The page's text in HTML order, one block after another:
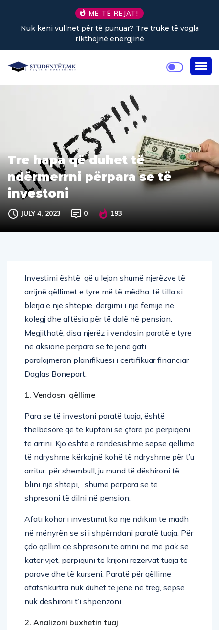
MË TË REJAT!
truke të vogla Sa kafe në ditë ndihmon në uljen
Tre hapa që duhet të
ndërmerrni përpara se të
investoni
JULY 4, 2023 0 193
Investimi është që u lejon shumë njerëzve të
arrijnë qëllimet e tyre më të mëdha, të tilla si
blerja e një shtëpie, dërgimi i një fëmije në
kolegj dhe aftësia për të dalë në pension.
Megjithatë, disa njerëz i vendosin paratë e tyre
në aksione përpara se të jenë gati,
paralajmëron planifikuesi i certifikuar financiar
Daglas Bonepart.
1. Vendosni qëllime
Para se të investoni paratë tuaja, është
thelbësore që të kuptoni se çfarë po përpiqeni
të arrini. Kjo është e rëndësishme sepse qëllime
të ndryshme kërkojnë kohë të ndryshme për t’u
arritur. për shembull, ju mund të dëshironi të
blini një shtëpi, , shumë përpara se të
shpresoni të dilni në pension.
Afati kohor i investimit ka një ndikim të madh
në mënyrën se si i shpërndani paratë tuaja. Për
çdo qëllim që shpresoni të arrini në më pak se
katër vjet, përpiquni të krijoni rezervat tuaja të
parave dhe të kurseni. Paratë për qëllime
afatshkurtra nuk duhet të jenë në treg, sepse
nuk dëshironi t’i shpenzoni.
2. Analizoni buxhetin tuaj